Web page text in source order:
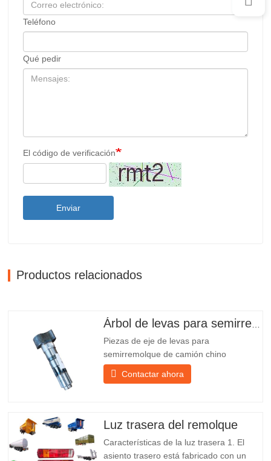
Teléfono
Qué pedir
El código de verificación
Enviar
Productos relacionados
Piezas de eje de levas para
semirremolque de camión chino
PO218971, muy vendidas Presupuesto
Producto Repuestos para remolques
nosotros Chengda Group es un
fabricante chino de semirremolques con
su propia...
Contactar ahora
Luz trasera del remolque
Características de la luz trasera 1. El
asiento trasero está fabricado con un